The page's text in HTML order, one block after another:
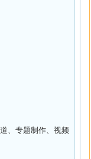
、专题制作、视频